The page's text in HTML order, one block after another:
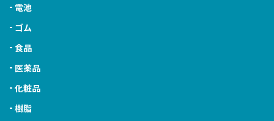
電池
ゴム
食品
医薬品
化粧品
樹脂